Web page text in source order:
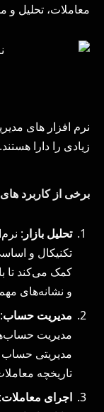
معاملات، تحلیل و
نرم‌ افزار های
زیادی را دارا هستند.
برخی از کاربرد
تحلیل بازار :
تکنیکال و
کمک می‌کند تا
و نشانه‌های
مدیریت حساب
مدیریت
مدیریتی حساب
تاریخچه
اجرای معاملات